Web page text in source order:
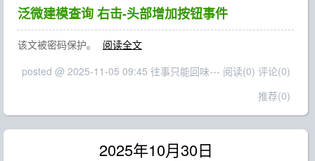
泛微建模查询 右击-头部增加按钮事件
该文被密码保护。
阅读全文
posted @ 2025-11-05 09:45 往事只能回味--- 阅读(0) 评论(0)
推荐(0)
2025年10月30日